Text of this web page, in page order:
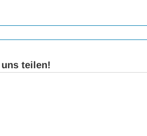
teilen!